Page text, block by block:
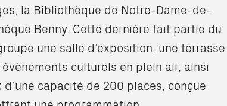
la Bibliothèque de Notre-Dame-de-
Benny. Cette dernière fait partie du
une salle d’exposition, une terrasse
culturels en plein air, ainsi
capacité de 200 places, conçue